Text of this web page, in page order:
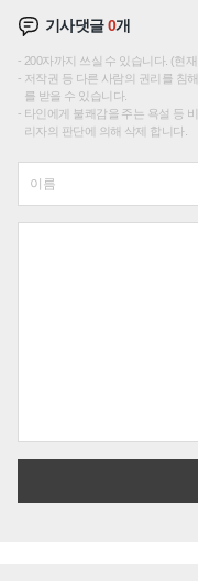
기사댓글0개
200자까지 쓰실 수 있습니다. (현
저작권 등 다른 사람의 권리를 침
를 받을 수 있습니다.
타인에게 불쾌감을 주는 욕설 등
리자의 판단에 의해 삭제 합니다.